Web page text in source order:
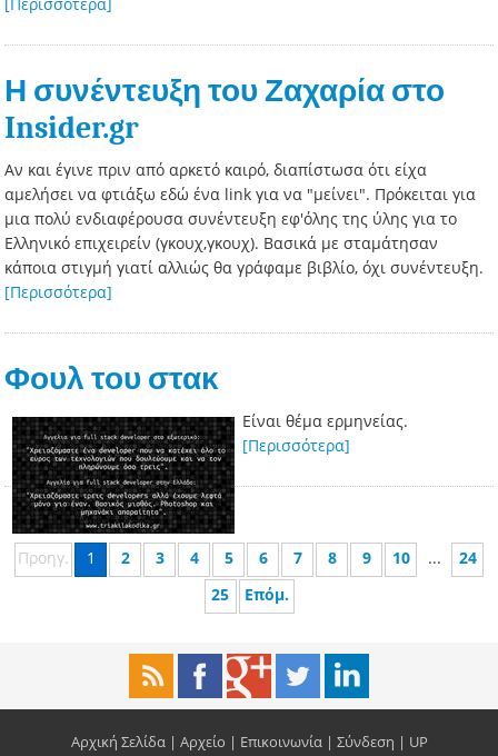
Η συνέντευξη του Ζαχαρία στο
Insider.gr
Αν και έγινε πριν από αρκετό καιρό, διαπίστωσα ότι είχα
αμελήσει να φτιάξω εδώ ένα link για να "μείνει". Πρόκειται για
μια πολύ ενδιαφέρουσα συνέντευξη εφ'όλης της ύλης για το
Ελληνικό επιχειρείν (γκουχ,γκουχ). Βασικά με σταμάτησαν
κάποια στιγμή γιατί αλλιώς θα γράφαμε βιβλίο, όχι συνέντευξη.
[Περισσότερα]
Φουλ του στακ
Είναι θέμα ερμηνείας.
[Περισσότερα]
Προηγ. 1 2 3 4 5 6 7 8 9 10 ...
24
25
Επόμ.
Αρχική Σελίδα| Αρχείο | Επικοινωνία| Σύνδεση | UP